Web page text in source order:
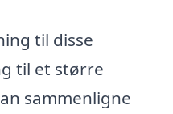
til disse
til et større
sammenligne